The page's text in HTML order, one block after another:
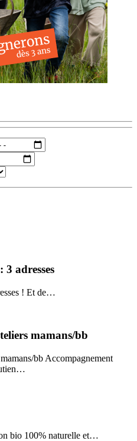
adresses
! Et de…
mamans/bb
bb Accompagnement
bio 100% naturelle et…